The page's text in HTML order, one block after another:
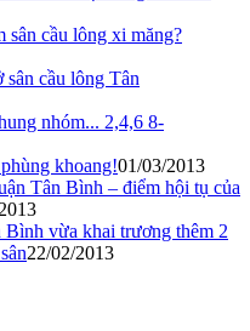
sân cầu lông xi măng?
sân cầu lông Tân
nhóm... 2,4,6 8-
khoang!01/03/2013
Tân Bình – điểm hội tụ của
Bình vừa khai trương thêm 2
22/02/2013